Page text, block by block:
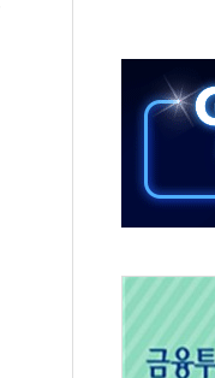
정책 아냐" 해명
권 8~9일 최대 100mm 호우